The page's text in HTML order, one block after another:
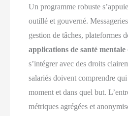
Un programme robuste
outillé et gouverné.
gestion de tâches, plateformes
applications de santé mentale
s’intégrer avec des droits
salariés doivent comprendre
moment et dans quel but.
métriques agrégées et